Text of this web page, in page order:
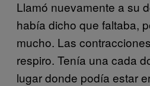
Llamó nuevamente a su
había dicho que faltaba,
mucho. Las
respiro. Tenía una cada
lugar donde podía estar